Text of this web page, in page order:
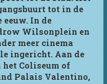
tot in de
In de
Wilsonplein en
meer cinema
ingericht. Aan de
Coliseum of
Palais Valentino,